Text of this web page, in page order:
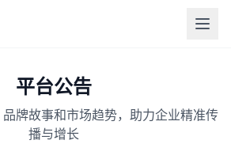
平台公告
牌故事和市场趋势，助力企业精准传
播与增长